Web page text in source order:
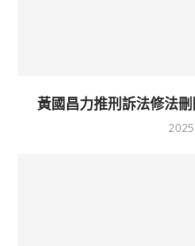
黃國昌力推刑訴法修法